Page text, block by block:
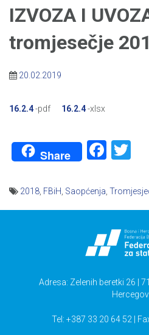
IZVOZA I
tromjesečje
20.02.2019
16.2.4-pdf 16.2.4-xlsx
Share
2018 FBiH Saopćenja
Adresa: Zelenih beretki 26 |
Tel: +387 33 20 64 52 |